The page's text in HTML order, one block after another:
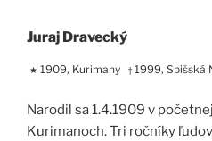
Juraj Dravecký
★ 1909, Kurimany †1999, Spišská
Narodil sa 1.4.1909 v
Kurimanoch. Tri ročníky